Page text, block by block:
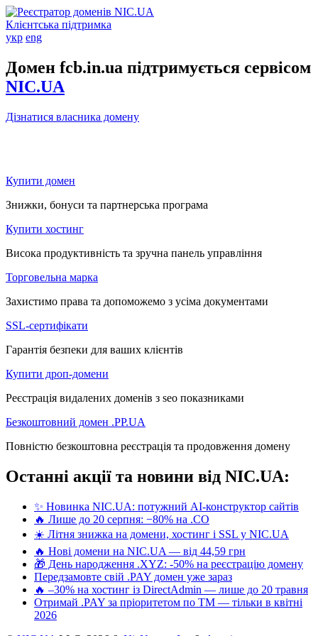
Клієнтська підтримка
укр eng
Домен fcb.in.ua підтримується сервісом
NIC.UA
Дізнатися власника домену
Купити домен
Знижки, бонуси та партнерська програма
Купити хостинг
Висока продуктивність та зручна панель управління
Торговельна марка
Захистимо права та допоможемо з усіма документами
SSL-сертифікати
Гарантія безпеки для ваших клієнтів
Купити дроп-домени
Реєстрація видалених доменів з seo показниками
Безкоштовний домен .PP.UA
Повністю безкоштовна реєстрація та продовження домену
Останні акції та новини від NIC.UA:
✨ Новинка NIC.UA: потужний AI-конструктор сайтів
🔥 Лише до 20 серпня: −80% на .CO
☀️ Літня знижка на домени, хостинг і SSL у NIC.UA
🔥 Нові домени на NIC.UA — від 44,59 грн
🎁 День народження .XYZ: -50% на реєстрацію домену
Передзамовте свій .PAY домен уже зараз
🔥 –30% на хостинг із DirectAdmin — лише до 20 травня
Отримай .PAY за пріоритетом по ТМ — тільки в квітні
2026